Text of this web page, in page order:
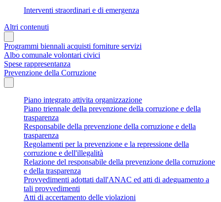
Interventi straordinari e di emergenza
Altri contenuti
Programmi biennali acquisti forniture servizi
Albo comunale volontari civici
Spese rappresentanza
Prevenzione della Corruzione
Piano integrato attivita organizzazione
Piano triennale della prevenzione della corruzione e della
trasparenza
Responsabile della prevenzione della corruzione e della
trasparenza
Regolamenti per la prevenzione e la repressione della
corruzione e dell'illegalità
Relazione del responsabile della prevenzione della corruzione
e della trasparenza
Provvedimenti adottati dall'ANAC ed atti di adeguamento a
tali provvedimenti
Atti di accertamento delle violazioni